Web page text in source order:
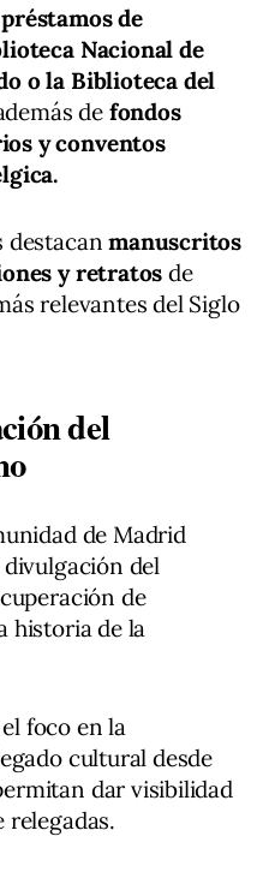
préstamos de
Nacional de
o la Biblioteca del
de fondos
y conventos
destacanmanuscritos
y retratosde
relevantes del Siglo
del
de Madrid
del
de
historia de la
foco en la
cultural desde
dar visibilidad